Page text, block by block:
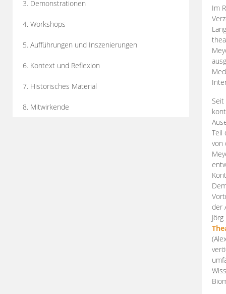
3. Demonstrationen
4. Workshops
5. Aufführungen und Inszenierungen
6. Kontext und Reflexion
7. Historisches Material
8. Mitwirkende
Im
Teil
von
der